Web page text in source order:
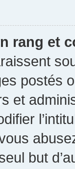
rang et
postés
et
but